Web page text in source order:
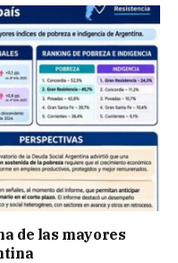
de las mayores